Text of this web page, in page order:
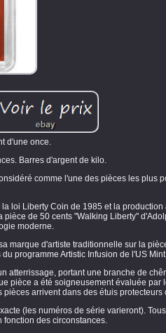
d'une once.
Barres d'argent de kilo.
comme l'une des pièces les plus
loi Liberty Coin de 1985 et la
de 50 cents "Walking Liberty"
moderne.
marque d'artiste traditionnelle sur la
programme Artistic Infusion de l'US
atterrissage, portant une branche de
pièce a été soigneusement évaluée par
arrivent dans des étuis protecteurs
(les numéros de série varieront).
fonction des circonstances.